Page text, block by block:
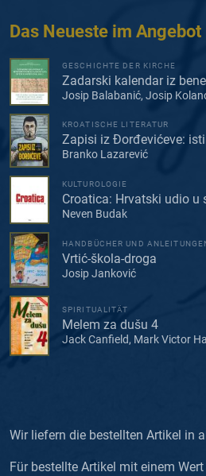
Das Neueste im Angebot
GESCHICHTE DER KIRCHE
Zadarski kalendar iz
Josip Balabanić, Josip
KROATISCHE LITERATUR
Zapisi iz Đorđevićeve:
Branko Lazarević
KULTUROLOGIE
Croatica: Hrvatski udio u
Neven Budak
HANDBÜCHER UND
Vrtić-škola-droga
Josip Janković
SPIRITUALITÄT
Melem za dušu 4
Jack Canfield, Mark Victor
Wir liefern die bestellten Artikel in
Für bestellte Artikel mit einem